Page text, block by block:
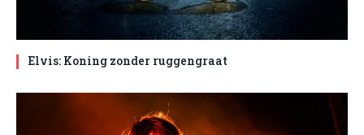
Elvis: Koning zonder ruggengraat